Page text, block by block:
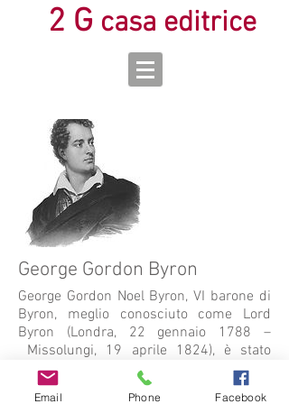
2 G casa editrice
George Gordon Byron
George Gordon Noel Byron, VI barone di
Byron, meglio conosciuto come Lord
Byron (Londra, 22 gennaio 1788 –
Missolungi, 19 aprile 1824), è stato
un poeta e politico inglese, ha scritto
numerosissime liriche tra
Email Phone Facebook